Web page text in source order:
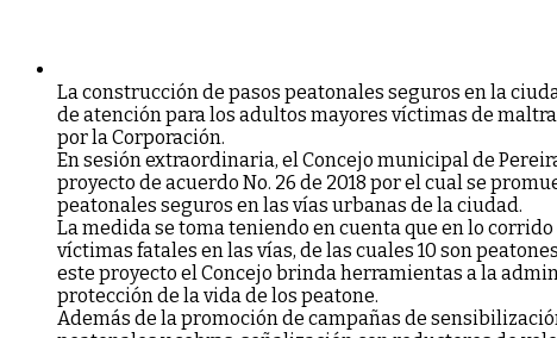
Laconstrucciónde pasos peatonales seguros enlaciud
de atenciónparalos adultos mayores víctimas de maltra
porlaCorporación.
En sesión extraordinaria, el Concejo municipal de
proyecto de acuerdo No. 26 de 2018 por el cual se
peatonales seguros en las vías urbanas de la ciudad.
La medida se toma teniendo en cuenta que en lo
víctimas fatales en las vías, de las cuales 10 son
este proyecto el Concejo brinda herramientas a la
protección de la vida de los peatone.
Además de la promoción de campañas de